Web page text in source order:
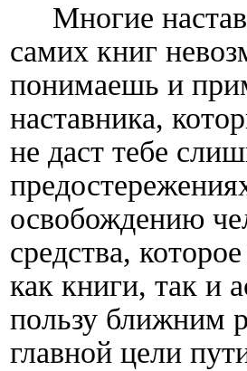
Многие
самих книг
понимаешь и
наставника,
не даст тебе
освобождению
средства,
как книги, так и
пользу ближним
главной цели